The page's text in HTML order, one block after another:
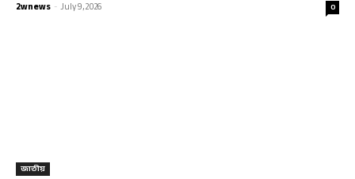
2wnews -July 9, 2026 0
জাতীয়